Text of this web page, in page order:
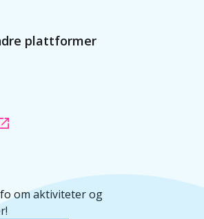
plattformer
om aktiviteter og